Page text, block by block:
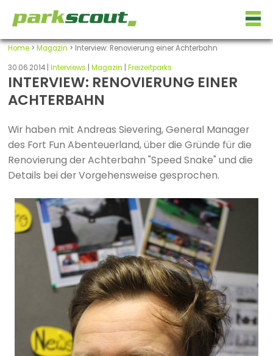
Home> Magazin > Interview: Renovierung einer Achterbahn
30.06.2014 | Interviews Magazin Freizeitparks
INTERVIEW: RENOVIERUNG EINER
ACHTERBAHN
Wir haben mit Andreas Sievering, General Manager
des Fort Fun Abenteuerland, über die Gründe für die
Renovierung der Achterbahn "Speed Snake" und die
Details bei der Vorgehensweise gesprochen.